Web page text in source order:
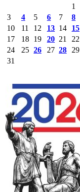
1
3
4 5 6 7 8
10
11 12 13 14 15
17
18 19 20 21 22
24
25 26 27 28 29
31